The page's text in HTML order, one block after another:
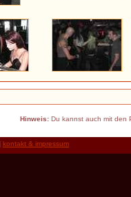
Hinweis:Du kannst auch mit den
kontakt & impressum